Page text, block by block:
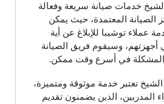
خدمات صيانة سريعة وفعالة
الصيانة المعتمدة، حيث يمكن
عملاء توشيبا للإبلاغ عن أية
وسيقوم فريق الصيانة
في أسرع وقت ممكن.
تعتبر خدمة موثوقة ومتميزة،
المدربين، الذين يضمنون تقديم